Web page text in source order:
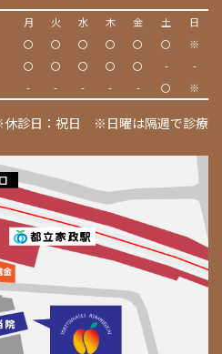
月 火 水 木 金 土
日
〇 〇 〇 〇 〇 〇
※
〇 〇 〇 〇 〇 -
-
- - - - - 〇 ※
診日：祝日 ※日曜は隔週で診療